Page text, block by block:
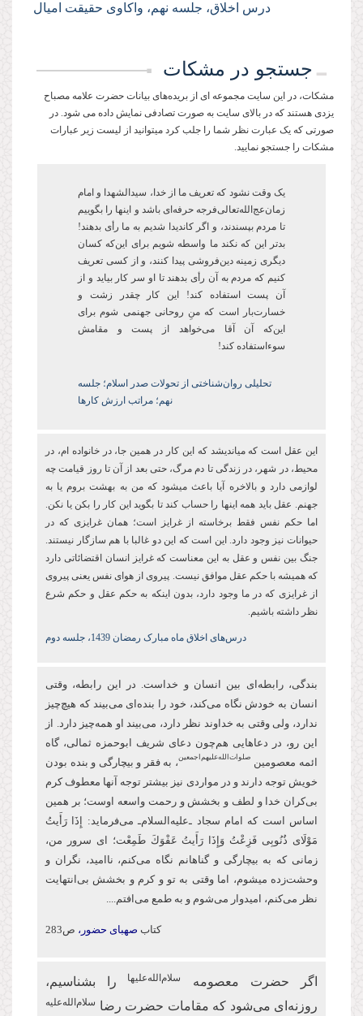
درس اخلاق، جلسه نهم، واکاوی حقیقت امیال
جستجو در مشکات
مشکات، در این سایت مجموعه ای از بریده‌های بیانات حضرت علامه مصباح
یزدی هستند که در بالای سایت به صورت تصادفی نمایش داده می شود. در
صورتی که یک عبارت نظر شما را جلب کرد میتوانید از لیست زیر عبارات
مشکات را جستجو نمایید.
یک وقت نشود که تعریف ما از خدا، سیدالشهدا و امام
زمان‌عج‌الله‌تعالی‌فرجه حرفه‌ای باشد و این­ها را بگوییم
تا مردم بپسندند، و اگر کاندیدا شدیم به ما رأی بدهند!
بدتر این که نکند ما واسطه شویم برای این‌که کسان
دیگری زمینه دین‌فروشی پیدا کنند، و از کسی تعریف
کنیم که مردم به آن رأی ‌بدهند تا او سر کار بیاید و از
آن پست‌ استفاده کند! این کار چقدر زشت و
خسارتبار است که منِ روحانی جهنمی شوم برای
اینکه آن آقا می‌خواهد از پست و مقامش
سوءاستفاده کند!
تحلیلی روان‌شناختی از تحولات صدر اسلام؛ جلسه
نهم؛ مراتب ارزش کارها
این عقل است که میاندیشد که این کار در همین جا، در خانواده ام، در
محیط، در شهر، در زندگی تا دم مرگ، حتی بعد از آن تا روز قیامت چه
لوازمی دارد و بالاخره آیا باعث میشود که من به بهشت بروم یا به
جهنم. عقل باید همه اینها را حساب کند تا بگوید این کار را بکن یا نکن.
اما حکم نفس فقط برخاسته از غرایز است؛ همان غرایزی که در
حیوانات نیز وجود دارد. این است که این دو غالبا با هم سازگار نیستند.
جنگ بین نفس و عقل به این معناست که غرایز انسان اقتضائاتی دارد
که همیشه با حکم عقل موافق نیست. پیروی از هوای نفس یعنی پیروی
از غرایزی که در ما وجود دارد، بدون اینکه به حکم عقل و حکم شرع
نظر داشته باشیم.
درس‌های اخلاق ماه مبارک رمضان 1439، جلسه دوم
بندگی، رابطه‌ای بین انسان و خداست. در این رابطه، وقتی
انسان به خودش نگاه می‌کند، خود را بنده‌ای می‌بیند که هیچ‌چیز
ندارد، ولی وقتی به خداوند نظر دارد، می‌بیند او همه‌چیز دارد. از
این‌ رو، در دعاهایی هم‌چون دعای شریف ابو‌حمزه ثمالی، گاه
ائمه معصومین صلوات‌‌الله‌‌عليهم‌‌اجمعين ، به فقر و بیچارگی و بنده بودن
خویش توجه دارند و در مواردی نیز بیشتر توجه آنها معطوف كرم
بی‌کران خدا و لطف و بخشش و رحمت واسعه اوست؛ بر همین
اساس است كه امام سجاد ـ‌علیه‌السلام‌ـ می‌فرماید: إِذَا رَأَیتُ
مَوْلَای ذُنُوبِی فَزِعْتُ وَإِذَا رَأَیتُ عَفْوَكَ طَمِعْت؛ ای سرور من،
زمانی که به بیچارگی و گناهانم نگاه می‌کنم، ناامید، نگران و
وحشت‌زده می‏شوم، اما وقتی به تو و كرم و بخشش بی‌انتهایت
نظر می‌کنم، امیدوار ‏می‌شوم و به طمع می‌افتم....
کتاب صهبای حضور، ص283
اگر حضرت معصومه سلام‌الله‌علیها را بشناسیم،
روزنه‌ای می‌شود که مقامات حضرت رضا سلام‌الله‌علیه